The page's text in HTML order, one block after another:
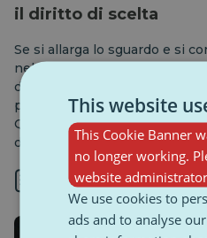
il diritto di scelta
Se si allarga lo sguardo e si
nel suo complesso, ci si
donne siano al centro dei
paesi dell'UE negano ancora
Quello che sulla carta
diventa, nella pratica, una
9 min
This website
This Cookie Banner
no longer working.
website
We use cookies to
ads and to analyse